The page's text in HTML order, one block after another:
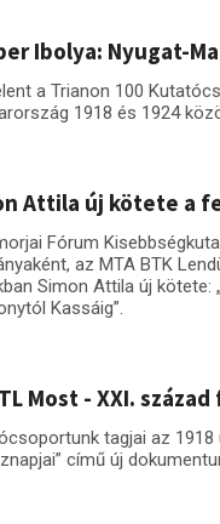
Ibolya: Nyugat-
a Trianon 100
1918 és 1924
Attila új kötete a
Fórum
az MTA BTK
Simon Attila új
Kassáig”.
Most - XXI.
tagjai az 1918
című új